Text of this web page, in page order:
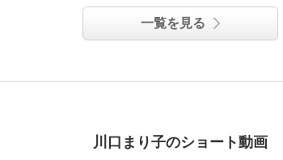
一覧を見る
川口まり子のショート動画